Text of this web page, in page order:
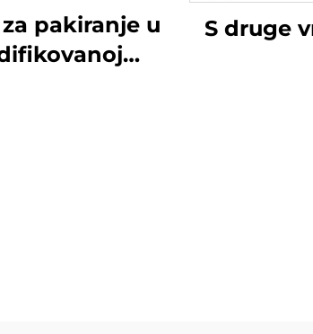
pakiranje u
S druge